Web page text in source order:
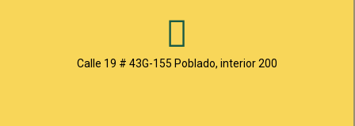
Calle 19 # 43G-155 Poblado, interior 200